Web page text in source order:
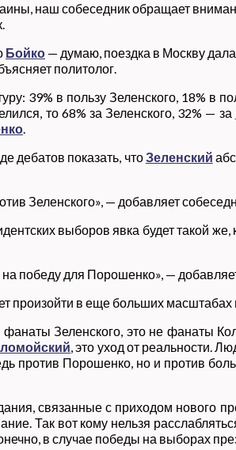
наш собеседник обращает
Бойко — думаю, поездка в Москву
политолог.
39% в пользу Зеленского, 18% в
то 68% за Зеленского, 32% — за
.
дебатов показать, чтоЗеленский
Зеленского», — добавляет
выборов явка будет такой
победу для Порошенко», —
произойти в еще больших
Зеленского, это не фанаты
, это уход от реальности.
против Порошенко, но и против
связанные с приходом нового
Так вот кому нельзя
в случае победы на выборах